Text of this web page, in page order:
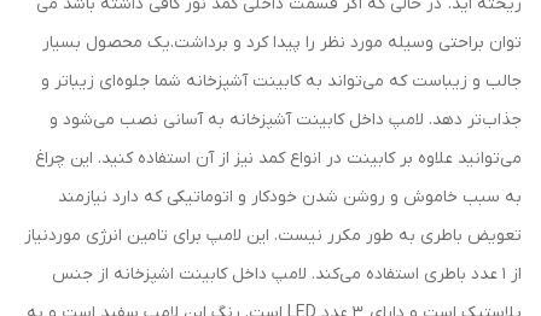
توان براحتی وسیله مورد نظر را پیدا کرد و برداشت.یک محصول بسیار
جالب و زیباست که می‌تواند به کابینت آشپزخانه شما جلوه‌ای زیباتر و
جذاب‌تر دهد. لامپ داخل کابینت آشپزخانه به آسانی نصب می‌شود و
می‌توانید علاوه بر کابینت در انواع کمد نیز از آن استفاده کنید. این چراغ
به سبب خاموش و روشن شدن خودکار و اتوماتیکی که دارد نیازمند
تعویض باطری به طور مکرر نیست. این لامپ برای تامین انرژی موردنیاز
از 1 عدد باطری استفاده می‌کند. لامپ داخل کابینت اشپزخانه از جنس